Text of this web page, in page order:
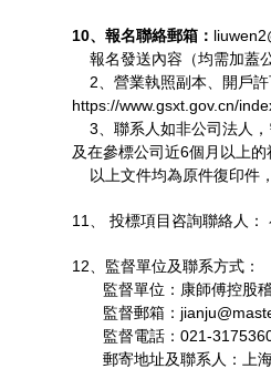
10、報名聯絡郵箱：
報名發送內容（均需加蓋
2、營業執照副本、開戶許
https://www.gsxt.gov.cn/
3、聯系人如非公司法人，
及在參標公司近6個月以上
以上文件均為原件復印件
11、 投標項目咨詢聯絡人
12、監督單位及聯系方式：
監督單位：康師傅控股
監督郵箱：
監督電話：021-
郵寄地址及聯系人：上海